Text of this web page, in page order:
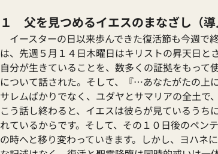
１　父を見つめるイエスのまなざし（導
イースターの日以来歩んできた復活節も今週で
は、先週５月１４日木曜日はキリストの昇天日
自分が生きていることを、数多くの証拠をもっ
について話された。そして、『…あなたがたの上
サレムばかりでなく、ユダヤとサマリアの全土で
こう話し終わると、イエスは彼らが見ているう
れているからです。そして、その１０日後のペン
の時へと移り変わっていきます。しかし、ヨハネ